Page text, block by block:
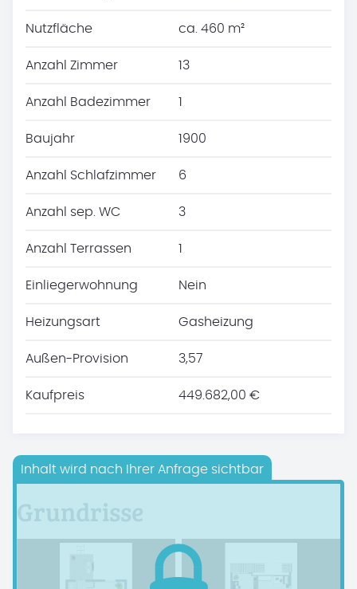
Nutzfläche ca. 460 m²
Anzahl Zimmer 13
Anzahl Badezimmer 1
Baujahr 1900
Anzahl Schlafzimmer 6
Anzahl sep. WC 3
Anzahl Terrassen 1
Einliegerwohnung Nein
Heizungsart Gasheizung
Außen-Provision 3,57
Kaufpreis 449.682,00 €
Inhalt wird nach Ihrer Anfrage sichtbar
Grundrisse